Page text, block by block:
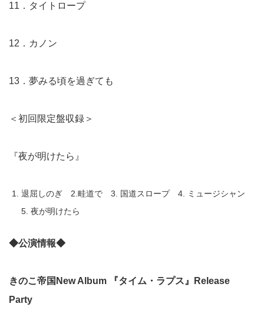
11．タイトロープ
12．カノン
13．夢みる頃を過ぎても
＜初回限定盤収録＞
『夜が明けたら』
退屈しのぎ 2.畦道で 3. 国道スロープ 4. ミュージシャン
5. 夜が明けたら
◆公演情報◆
きのこ帝国New Album 『タイム・ラプス』Release
Party